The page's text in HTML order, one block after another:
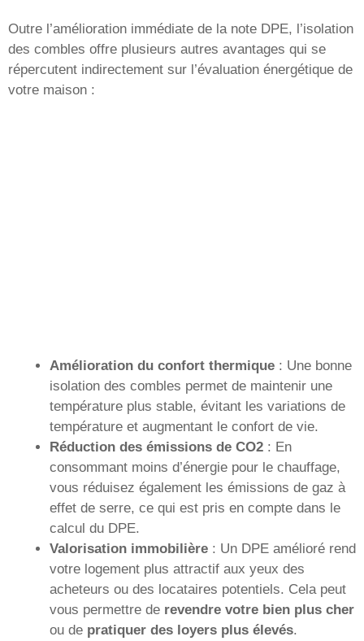
Outre l’amélioration immédiate de la note DPE, l’isolation
des combles offre plusieurs autres avantages qui se
répercutent indirectement sur l’évaluation énergétique de
votre maison :
Amélioration du confort thermique : Une bonne
isolation des combles permet de maintenir une
température plus stable, évitant les variations de
température et augmentant le confort de vie.
Réduction des émissions de CO2 : En
consommant moins d’énergie pour le chauffage,
vous réduisez également les émissions de gaz à
effet de serre, ce qui est pris en compte dans le
calcul du DPE.
Valorisation immobilière : Un DPE amélioré rend
votre logement plus attractif aux yeux des
acheteurs ou des locataires potentiels. Cela peut
vous permettre de revendre votre bien plus cher
ou de pratiquer des loyers plus élevés.